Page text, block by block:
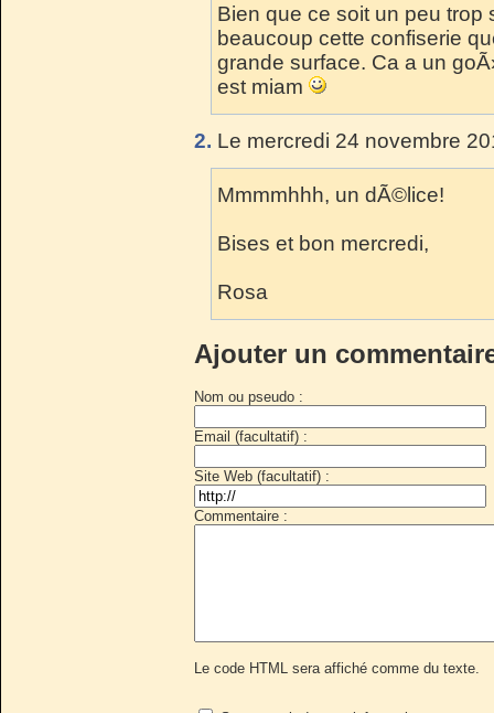
Bien que ce soit un peu
beaucoup cette confiserie
grande surface. Ca a un
est miam
2. Le mercredi 24 novembre
Mmmmhhh, un dÃ©lice!
Bises et bon mercredi,
Rosa
Ajouter un
Nom ou pseudo :
Email (facultatif) :
Site Web (facultatif) :
Commentaire :
Le code HTML sera affiché comme du texte.